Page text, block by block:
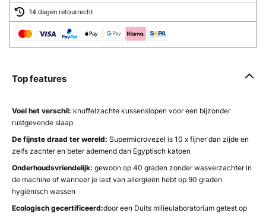
14 dagen retourrecht
Top features
Voel het verschil: knuffelzachte kussenslopen voor een bijzonder
rustgevende slaap
De fijnste draad ter wereld: Supermicrovezel is 10 x fijner dan zijde en
zelfs zachter en beter ademend dan Egyptisch katoen
Onderhoudsvriendelijk: gewoon op 40 graden zonder wasverzachter in
de machine of wanneer je last van allergieën hebt op 90 graden
hygiënisch wassen
Ecologisch gecertificeerd:door een Duits milieulaboratorium getest op